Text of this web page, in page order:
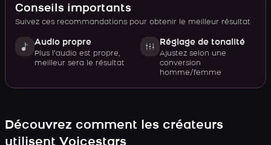
Conseils importants
Suivez ces recommandations pour obtenir le meilleur résultat
Audio propre
Plus l’audio est propre,
meilleur sera le résultat
Réglage de tonalité
Ajustez selon une
conversion
homme/femme
Découvrez comment les créateurs